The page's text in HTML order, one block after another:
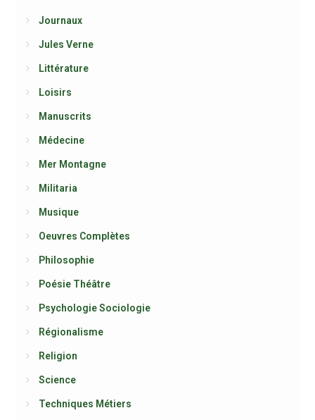
Journaux
Jules Verne
Littérature
Loisirs
Manuscrits
Médecine
Mer Montagne
Militaria
Musique
Oeuvres Complètes
Philosophie
Poésie Théâtre
Psychologie Sociologie
Régionalisme
Religion
Science
Techniques Métiers